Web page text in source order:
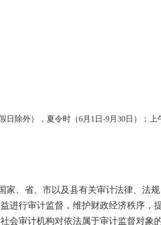
日除外），夏令时（6月1日-9月30日）：
、省、市以及县有关审计法律、法
进行审计监督，维护财政经济秩序
会审计机构对依法属于审计监督对